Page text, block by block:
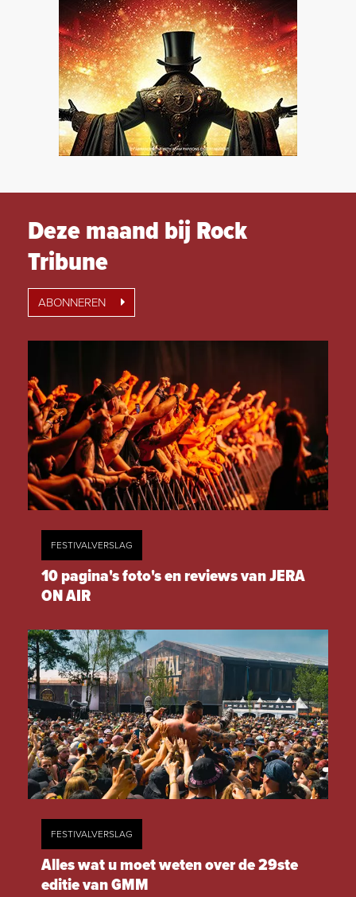
Deze maand bij Rock
Tribune
ABONNEREN
FESTIVALVERSLAG
10 pagina's foto's en reviews van JERA
ON AIR
FESTIVALVERSLAG
Alles wat u moet weten over de 29ste
editie van GMM